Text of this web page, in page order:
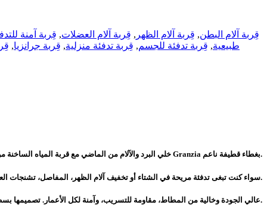
قِربة آلام البطن, قِربة آلام الظهر , قِربة آلام العضلات, قِربة آمنة
طبيعية, قِربة تدفئة للجسم, قِربة تدفئة منزلية, قِربة جرانزيا,
خلي البرد والآلام من الماضي مع قربة المياه الساخنة من Granzia بغطاء قطيفة ناعم.
سواء كنت تبغى تدفئة مريحة في الشتاء أو تخفيف آلام الظهر، المفاصل، تشنجات العضلات أو آلام الدورة الشهرية – هالقربة بتكون رفيقك المثالي.
مصنوعة من PVC عالي الجودة وخالية من المطاط، مقاومة للتسريب، وآمنة لكل الأعمار. تصميمها بسطح مضلع من الجهتين يساعد على توزيع الحرارة بشكل متوازن ويحافظ عليها لفترة أطول.